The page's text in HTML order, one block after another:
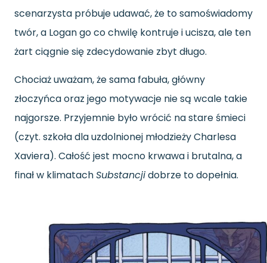
scenarzysta próbuje udawać, że to samoświadomy
twór, a Logan go co chwilę kontruje i ucisza, ale ten
żart ciągnie się zdecydowanie zbyt długo.
Chociaż uważam, że sama fabuła, główny
złoczyńca oraz jego motywacje nie są wcale takie
najgorsze. Przyjemnie było wrócić na stare śmieci
(czyt. szkoła dla uzdolnionej młodzieży Charlesa
Xaviera). Całość jest mocno krwawa i brutalna, a
finał w klimatachSubstancjidobrze to dopełnia.